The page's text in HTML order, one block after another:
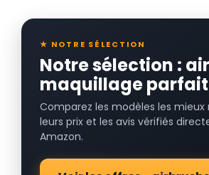
★ NOTRE SÉLECTION
Notre sélection :
maquillage
Comparez les modèles les mieux
leurs prix et les avis vérifiés
Amazon.